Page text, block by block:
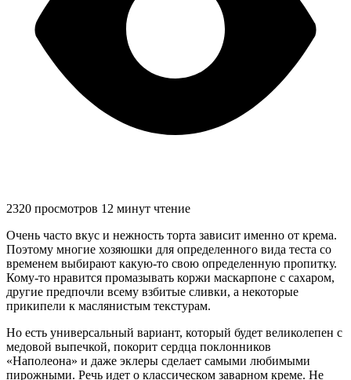
2320 просмотров 12 минут чтение
Очень часто вкус и нежность торта зависит именно от крема.
Поэтому многие хозяюшки для определенного вида теста со
временем выбирают какую-то свою определенную пропитку.
Кому-то нравится промазывать коржи маскарпоне с сахаром,
другие предпочли всему взбитые сливки, а некоторые
прикипели к маслянистым текстурам.
Но есть универсальный вариант, который будет великолепен с
медовой выпечкой, покорит сердца поклонников
«Наполеона» и даже эклеры сделает самыми любимыми
пирожными. Речь идет о классическом заварном креме. Не